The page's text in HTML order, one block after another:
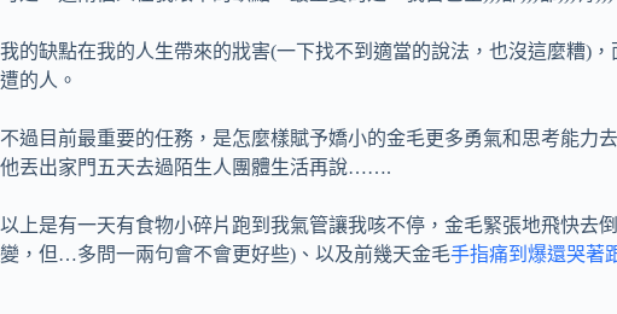
我的缺點在我的人生帶來的戕害(一下找不到適當的說法，也沒這麼糟)
遭的人。
不過目前最重要的任務，是怎麼樣賦予嬌小的金毛更多勇氣和思考能
他丟出家門五天去過陌生人團體生活再說…….
以上是有一天有食物小碎片跑到我氣管讓我咳不停，金毛緊張地飛快去
變，但…多問一兩句會不會更好些)、以及前幾天金毛手指痛到爆還哭著